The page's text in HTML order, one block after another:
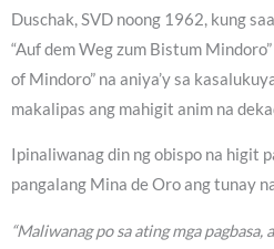
Duschak, SVD noong 1962, kung
“Auf dem Weg zum Bistum
of Mindoro” na aniya’y sa
makalipas ang mahigit anim na
Ipinaliwanag din ng obispo na higit
pangalang Mina de Oro ang tunay
“Maliwanag po sa ating mga